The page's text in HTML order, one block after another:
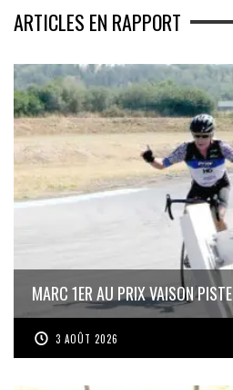
ARTICLES EN RAPPORT
MARC 1ER AU PRIX VAISON PISTE
3 AOÛT 2026